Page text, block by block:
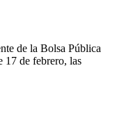
de la Bolsa Pública
17 de febrero, las